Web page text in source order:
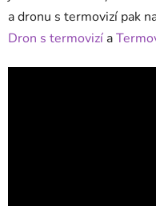
a dronu s termovizí pak
Dron s termovizí a